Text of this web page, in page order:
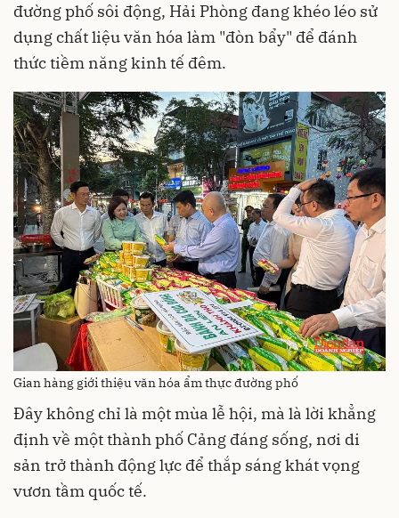
đường phố sôi động, Hải Phòng đang khéo léo sử
dụng chất liệu văn hóa làm "đòn bẩy" để đánh
thức tiềm năng kinh tế đêm.
Gian hàng giới thiệu văn hóa ẩm thực đường phố
Đây không chỉ là một mùa lễ hội, mà là lời khẳng
định về một thành phố Cảng đáng sống, nơi di
sản trở thành động lực để thắp sáng khát vọng
vươn tầm quốc tế.